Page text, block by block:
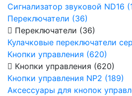
Сигнализатор звуковой ND16
Переключатели (36)
Переключатели (36)
Кулачковые переключатели
Кнопки управления (620)
Кнопки управления (620)
Кнопки управления NP2 (189)
Аксессуары для кнопок